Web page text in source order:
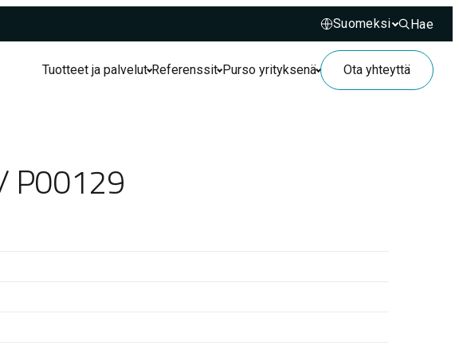
Hae
Hae
Tuotteet ja palvelut Referenssit Purso yrityksenä Ota yhteyttä
P00129